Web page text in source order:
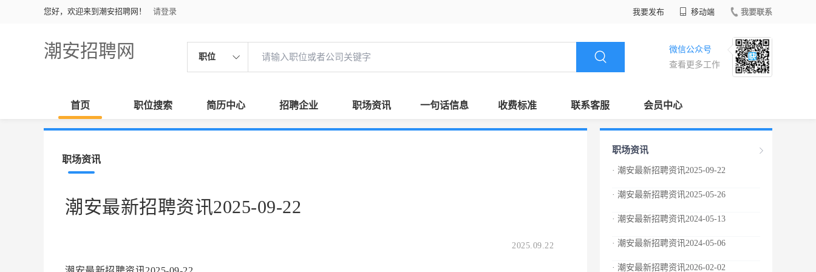
您好，欢迎来到潮安招聘网！ 请登录 我要发布 移动端 我要联系
潮安招聘网 职位
微信公众号
查看更多工作
首页 职位搜索 简历中心 招聘企业 职场资讯 一句话信息 收费标准 联系客服 会员中心
职场资讯
潮安最新招聘资讯2025-09-22
2025.09.22
职场资讯
· 潮安最新招聘资讯2025-09-22
· 潮安最新招聘资讯2025-05-26
· 潮安最新招聘资讯2024-05-13
· 潮安最新招聘资讯2024-05-06
· 潮安最新招聘资讯2026-02-02